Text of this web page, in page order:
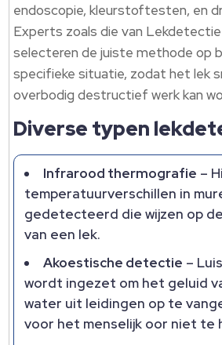
endoscopie, kleurstoftesten, en
Experts zoals die van
selecteren de juiste methode op
specifieke situatie, zodat het lek
overbodig destructief werk kan
Diverse typen
Infrarood thermografie –
temperatuurverschillen in
gedetecteerd die wijzen op
van een lek.
Akoestische detectie –
wordt ingezet om het geluid
water uit leidingen op te
voor het menselijk oor niet te